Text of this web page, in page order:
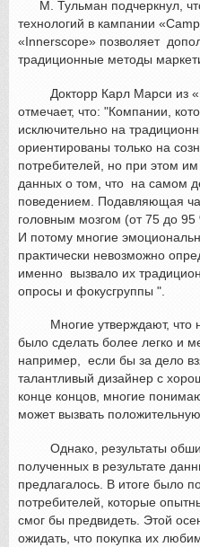
М. Тульман подчеркнул,
технологий в кампании
«Innerscope» позволяет
традиционные методы
Докторр Карл Марси из
отмечает, что: "Компании,
исключительно на
ориентированы только на
потребителей, но при этом
данных о том, что на самом
поведением. Подавляющая
головным мозгом (от 75 до 95
И потому многие
практически невозможно
именно вызвало их
опросы и фокусгруппы ".
Многие утверждают, что
было сделать более легко и
например, если бы за дело
талантливый дизайнер с
конце концов, многие
может вызвать
Однако, результаты
полученных в результате
предлагалось. В итоге было
потребителей, которые
смог бы предвидеть. Этой
ожидать, что покупка их